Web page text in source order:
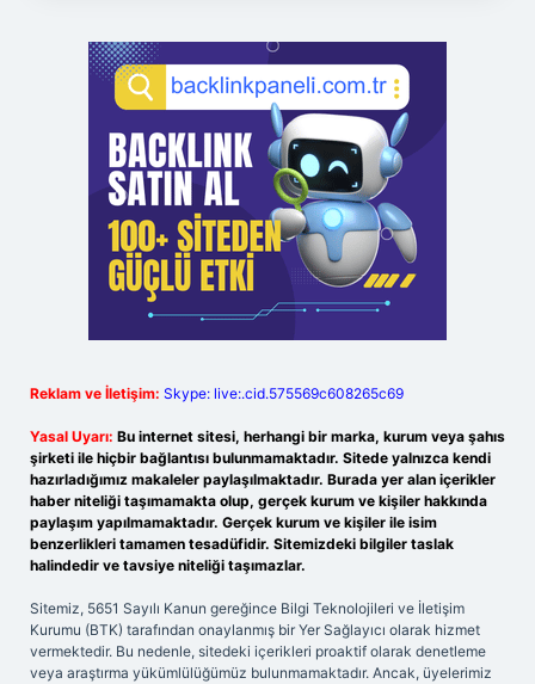
Reklam ve İletişim: Skype: live:.cid.575569c608265c69
Yasal Uyarı: Bu internet sitesi, herhangi bir marka, kurum veya şahıs
şirketi ile hiçbir bağlantısı bulunmamaktadır. Sitede yalnızca kendi
hazırladığımız makaleler paylaşılmaktadır. Burada yer alan içerikler
haber niteliği taşımamakta olup, gerçek kurum ve kişiler hakkında
paylaşım yapılmamaktadır. Gerçek kurum ve kişiler ile isim
benzerlikleri tamamen tesadüfidir. Sitemizdeki bilgiler taslak
halindedir ve tavsiye niteliği taşımazlar.
Sitemiz, 5651 Sayılı Kanun gereğince Bilgi Teknolojileri ve İletişim
Kurumu (BTK) tarafından onaylanmış bir Yer Sağlayıcı olarak hizmet
vermektedir. Bu nedenle, sitedeki içerikleri proaktif olarak denetleme
veya araştırma yükümlülüğümüz bulunmamaktadır. Ancak, üyelerimiz